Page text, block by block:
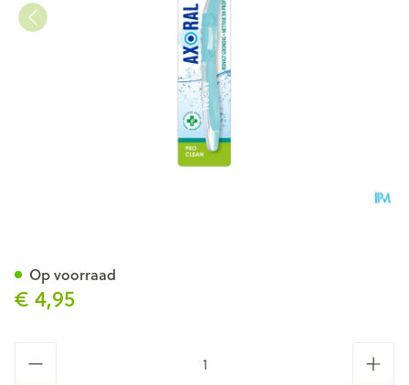
€ 4,95
Op voorraad